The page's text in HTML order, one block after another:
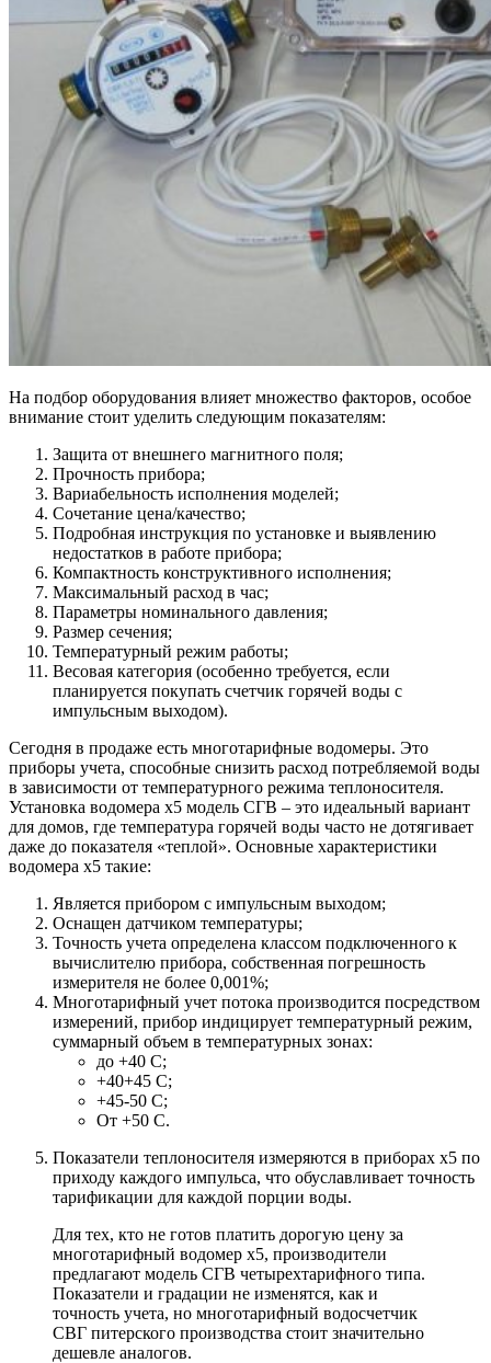
На подбор оборудования влияет множество факторов, особое
внимание стоит уделить следующим показателям:
Защита от внешнего магнитного поля;
Прочность прибора;
Вариабельность исполнения моделей;
Сочетание цена/качество;
Подробная инструкция по установке и выявлению
недостатков в работе прибора;
Компактность конструктивного исполнения;
Максимальный расход в час;
Параметры номинального давления;
Размер сечения;
Температурный режим работы;
Весовая категория (особенно требуется, если
планируется покупать счетчик горячей воды с
импульсным выходом).
Сегодня в продаже есть многотарифные водомеры. Это
приборы учета, способные снизить расход потребляемой воды
в зависимости от температурного режима теплоносителя.
Установка водомера х5 модель СГВ – это идеальный вариант
для домов, где температура горячей воды часто не дотягивает
даже до показателя «теплой». Основные характеристики
водомера х5 такие:
Является прибором с импульсным выходом;
Оснащен датчиком температуры;
Точность учета определена классом подключенного к
вычислителю прибора, собственная погрешность
измерителя не более 0,001%;
Многотарифный учет потока производится посредством
измерений, прибор индицирует температурный режим,
суммарный объем в температурных зонах:
до +40 С;
+40+45 С;
+45-50 С;
От +50 С.
Показатели теплоносителя измеряются в приборах х5 по
приходу каждого импульса, что обуславливает точность
тарификации для каждой порции воды.
Для тех, кто не готов платить дорогую цену за
многотарифный водомер х5, производители
предлагают модель СГВ четырехтарифного типа.
Показатели и градации не изменятся, как и
точность учета, но многотарифный водосчетчик
СВГ питерского производства стоит значительно
дешевле аналогов.